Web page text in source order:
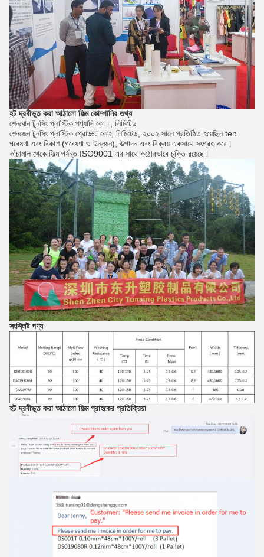
হট দ্রবীভূত করা আঠালো ফিল্ম কোম্পানির তথ্য
শেনঝেন টুনসিং প্লাস্টিক পণ্যাদি কো।, লিমিটেড
শেনজেন টুনসিং প্লাস্টিক প্রোডাক্ট কোং, লিমিটেড, ২০০২ সালে প্রতিষ্ঠিত হয়েছিল ten
গবেষণা এবং বিকাশ (গবেষণা ও উন্নয়ন), উত্পাদন এবং বিক্রয় একসাথে সংগ্রহ করে।
কাঁচামাল থেকে ফিল্ম পর্যন্ত ISO9001 এর সাথে কঠোরভাবে চুক্তি রয়েছে।
সংশ্লিষ্ট পণ্য
হট দ্রবীভূত করা আঠালো ফিল্ম গ্রাহকের প্রতিক্রিয়া